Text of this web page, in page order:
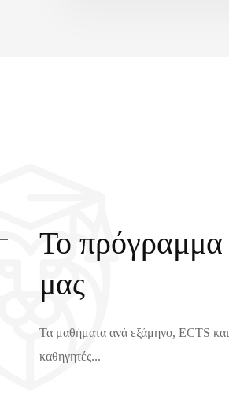
Το
μας
Τα μαθήματα ανά εξάμηνο, ECTS και
καθηγητές...